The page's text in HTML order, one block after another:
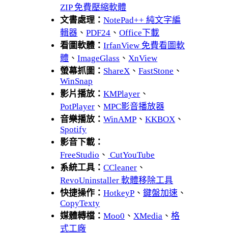
ZIP 免費壓縮軟體
文書處理：NotePad++ 純文字編
輯器 、PDF24 、Office下載
看圖軟體：IrfanView 免費看圖軟
體 、ImageGlass 、 XnView
螢幕抓圖： ShareX 、FastStone 、
WinSnap
影片播放：KMPlayer 、
PotPlayer 、MPC影音播放器
音樂播放：WinAMP 、KKBOX 、
Spotify
影音下載：
FreeStudio 、 CutYouTube
系統工具：CCleaner 、
RevoUninstaller 軟體移除工具
快捷操作：HotkeyP 、鍵盤加速 、
CopyTexty
媒體轉檔：Moo0 、 XMedia 、格
式工廠